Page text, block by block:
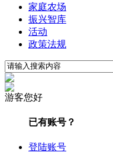
家庭农场
振兴智库
活动
政策法规
游客您好
已有账号？
登陆账号